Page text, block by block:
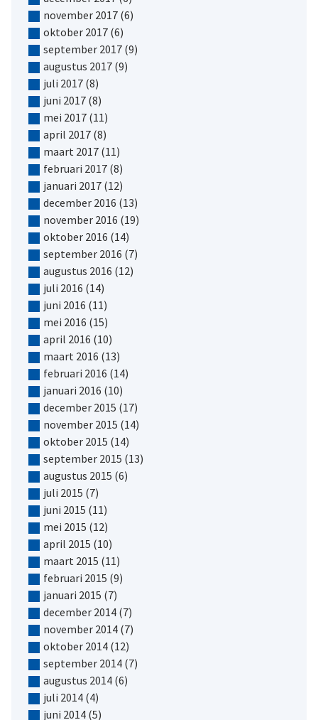
november 2017(6)
oktober 2017(6)
september 2017(9)
augustus 2017(9)
juli 2017(8)
juni 2017(8)
mei 2017(11)
april 2017(8)
maart 2017(11)
februari 2017(8)
januari 2017(12)
december 2016 (13)
november 2016 (19)
oktober 2016 (14)
september 2016 (7)
augustus 2016 (12)
juli 2016 (14)
juni 2016 (11)
mei 2016 (15)
april 2016 (10)
maart 2016 (13)
februari 2016 (14)
januari 2016 (10)
december 2015 (17)
november 2015 (14)
oktober 2015 (14)
september 2015 (13)
augustus 2015 (6)
juli 2015 (7)
juni 2015 (11)
mei 2015 (12)
april 2015 (10)
maart 2015 (11)
februari 2015 (9)
januari 2015 (7)
december 2014(7)
november 2014(7)
oktober 2014(12)
september 2014(7)
augustus 2014(6)
juli 2014(4)
juni 2014(5)